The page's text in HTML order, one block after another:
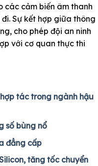
các cảm biến âm thanh
Sự kết hợp giữa thông
cho phép đội an ninh
với cơ quan thực thi
tác trong ngành hậu
số bùng nổ
đẳng cấp
tăng tốc chuyển